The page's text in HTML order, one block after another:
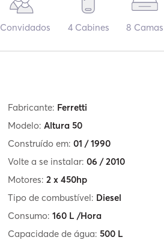
Convidados 4Cabines 8 Camas
Fabricante: Ferretti
Modelo: Altura 50
Construído em: 01 / 1990
Volte a se instalar: 06 / 2010
Motores: 2 x 450hp
Tipo de combustível: Diesel
Consumo: 160 L /Hora
Capacidade de água: 500 L